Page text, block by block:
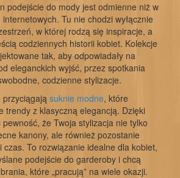
podejście do mody jest odmienne niż w
Tu nie chodzi wyłącznie
w której rodzą się inspiracje, a
codziennych historii kobiet. Kolekcje
tak, aby odpowiadały na
eleganckich wyjść, przez spotkania
codzienne stylizacje.
przyciągają suknie modne, które
trendy z klasyczną elegancją. Dzięki
że Twoja stylizacja nie tylko
kanony, ale również pozostanie
czas. To rozwiązanie idealne dla kobiet,
podejście do garderoby i chcą
które „pracują” na wiele okazji.